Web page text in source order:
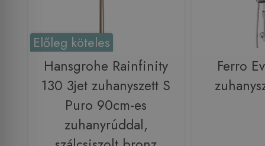
Előleg köteles
Hansgrohe Rainfinity
130 3jet zuhanyszett S
Puro 90cm-es
zuhanyrúddal,
Ferro